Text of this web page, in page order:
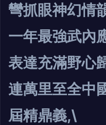
彎抓眼神幻情
一年最強武內
表達充滿野心
連萬里至全中
屆精鼎義,\